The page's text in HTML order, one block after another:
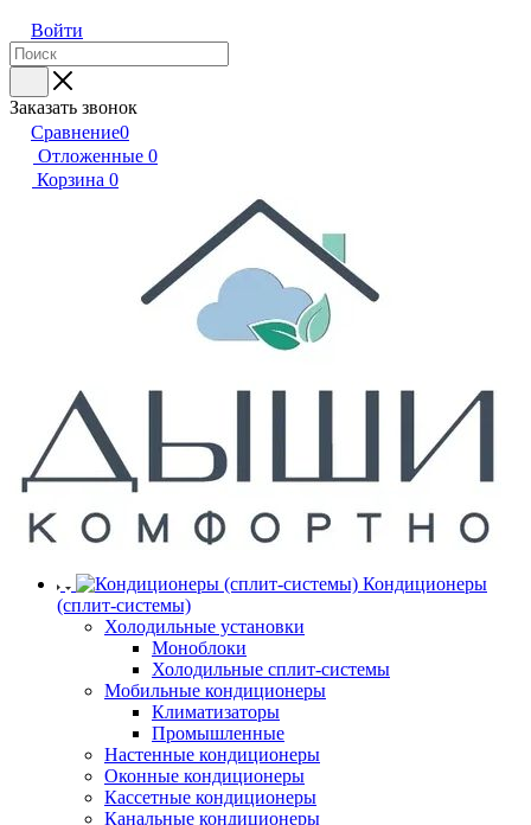
Войти
Заказать звонок
Сравнение0
Отложенные 0
Корзина 0
Кондиционеры
(сплит-системы)
Холодильные установки
Моноблоки
Холодильные сплит-системы
Мобильные кондиционеры
Климатизаторы
Промышленные
Настенные кондиционеры
Оконные кондиционеры
Кассетные кондиционеры
Канальные кондиционеры